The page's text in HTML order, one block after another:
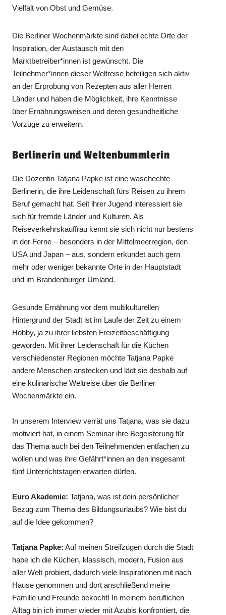
Vielfalt von Obst und Gemüse.
Die Berliner Wochenmärkte sind dabei echte Orte der
Inspiration, der Austausch mit den
Marktbetreiber*innen ist gewünscht. Die
Teilnehmer*innen dieser Weltreise beteiligen sich aktiv
an der Erprobung von Rezepten aus aller Herren
Länder und haben die Möglichkeit, ihre Kenntnisse
über Ernährungsweisen und deren gesundheitliche
Vorzüge zu erweitern.
Berlinerin und Weltenbummlerin
Die Dozentin Tatjana Papke ist eine waschechte
Berlinerin, die ihre Leidenschaft fürs Reisen zu ihrem
Beruf gemacht hat. Seit ihrer Jugend interessiert sie
sich für fremde Länder und Kulturen. Als
Reiseverkehrskauffrau kennt sie sich nicht nur bestens
in der Ferne – besonders in der Mittelmeerregion, den
USA und Japan – aus, sondern erkundet auch gern
mehr oder weniger bekannte Orte in der Hauptstadt
und im Brandenburger Umland.
Gesunde Ernährung vor dem multikulturellen
Hintergrund der Stadt ist im Laufe der Zeit zu einem
Hobby, ja zu ihrer liebsten Freizeitbeschäftigung
geworden. Mit ihrer Leidenschaft für die Küchen
verschiedenster Regionen möchte Tatjana Papke
andere Menschen anstecken und lädt sie deshalb auf
eine kulinarische Weltreise über die Berliner
Wochenmärkte ein.
In unserem Interview verrät uns Tatjana, was sie dazu
motiviert hat, in einem Seminar ihre Begeisterung für
das Thema auch bei den Teilnehmenden entfachen zu
wollen und was ihre Gefährt*innen an den insgesamt
fünf Unterrichtstagen erwarten dürfen.
Euro Akademie: Tatjana, was ist dein persönlicher
Bezug zum Thema des Bildungsurlaubs? Wie bist du
auf die Idee gekommen?
Tatjana Papke: Auf meinen Streifzügen durch die Stadt
habe ich die Küchen, klassisch, modern, Fusion aus
aller Welt probiert, dadurch viele Inspirationen mit nach
Hause genommen und dort anschließend meine
Familie und Freunde bekocht! In meinem beruflichen
Alltag bin ich immer wieder mit Azubis konfrontiert, die